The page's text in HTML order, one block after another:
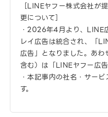
［LINEヤフー株式会社が
更について］
・2026年4月より、LINE
レイ広告は統合され、「
広告」となりました。あ
含む）は「LINEヤフー広告
・本記事内の社名・サー
す。